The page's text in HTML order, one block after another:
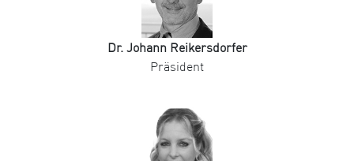
Dr. Johann Reikersdorfer
Präsident